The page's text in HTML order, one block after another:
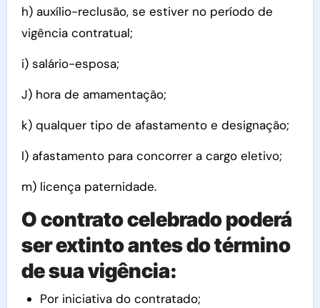
h) auxílio-reclusão, se estiver no período de
vigência contratual;
i) salário-esposa;
J) hora de amamentação;
k) qualquer tipo de afastamento e designação;
l) afastamento para concorrer a cargo eletivo;
m) licença paternidade.
O contrato celebrado poderá
ser extinto antes do término
de sua vigência:
Por iniciativa do contratado;